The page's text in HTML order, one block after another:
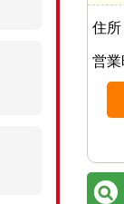
住所
営業